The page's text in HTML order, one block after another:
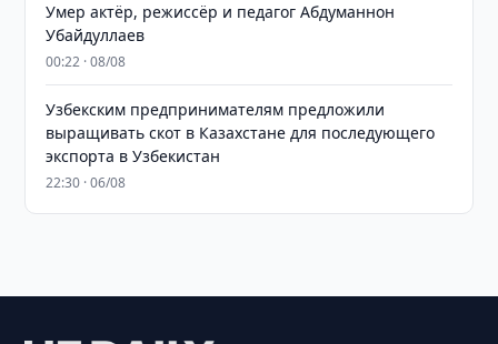
Умер актёр, режиссёр и педагог Абдуманнон
Убайдуллаев
00:22 · 08/08
Узбекским предпринимателям предложили
выращивать скот в Казахстане для последующего
экспорта в Узбекистан
22:30 · 06/08